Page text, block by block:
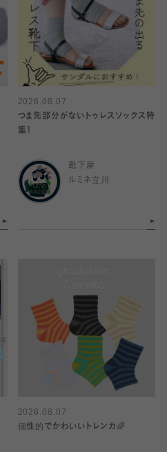
2026.08.07
つま先部分がないトゥレスソックス特
集！
靴下屋
ルミネ立川
2026.08.07
個性的でかわいいトレンカ🌈